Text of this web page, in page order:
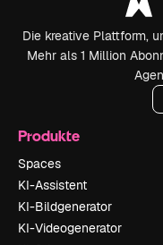
Die kreative Plattform,
Mehr als 1 Million
Produkte
Spaces
KI-Assistent
KI-Bildgenerator
KI-Videogenerator